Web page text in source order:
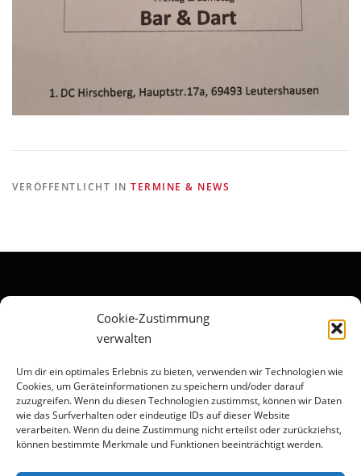
Cookie-Zustimmung
verwalten
Um dir ein optimales Erlebnis zu bieten, verwenden wir Technologien wie
Cookies, um Geräteinformationen zu speichern und/oder darauf
zuzugreifen. Wenn du diesen Technologien zustimmst, können wir Daten
wie das Surfverhalten oder eindeutige IDs auf dieser Website
verarbeiten. Wenn du deine Zustimmung nicht erteilst oder zurückziehst,
können bestimmte Merkmale und Funktionen beeinträchtigt werden.
VERÖFFENTLICHT IN TERMINE & NEWS
Datenschutzerklärung
Cookie-Richtlinie (EU)
Wir sind Mitglied im